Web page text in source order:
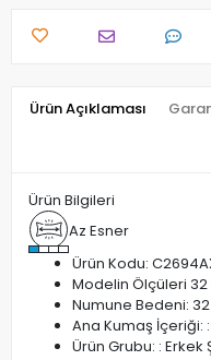
Ürün Açıklaması
Ürün Bilgileri
Az Esner
Ürün Kodu:
Modelin Ölçüleri
Numune Bedeni: 32
Ana Kumaş İçeriği:
Ürün Grubu: : Erkek